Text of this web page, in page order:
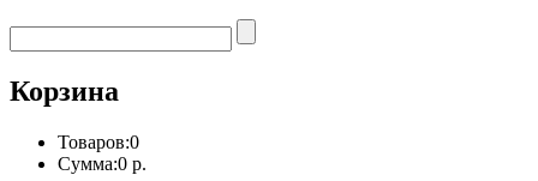
Корзина
Товаров:0
Сумма:0 р.